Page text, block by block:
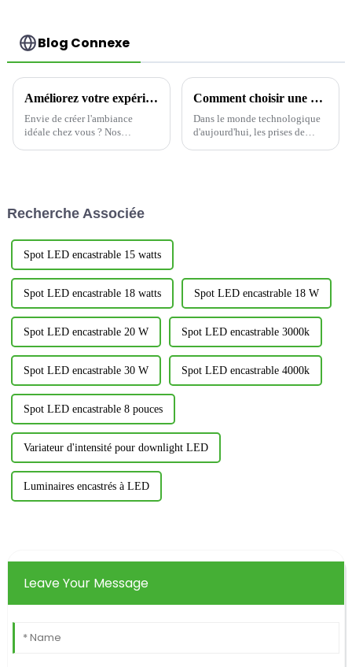
Blog Connexe
Améliorez votre expérience d'éclairage domestique avec des variateurs d'intensité
Envie de créer l'ambiance
idéale chez vous ? Nos
ainsi de créer…
Comment choisir une prise de charge USB : alimentez votre espace intelligemment-1
Dans le monde technologique
d'aujourd'hui, les prises de
Recherche Associée
Spot LED encastrable 15 watts
Spot LED encastrable 18 watts Spot LED encastrable 18 W
Spot LED encastrable 20 W Spot LED encastrable 3000k
Spot LED encastrable 30 W Spot LED encastrable 4000k
Spot LED encastrable 8 pouces
Variateur d'intensité pour downlight LED
Luminaires encastrés à LED
Leave Your Message